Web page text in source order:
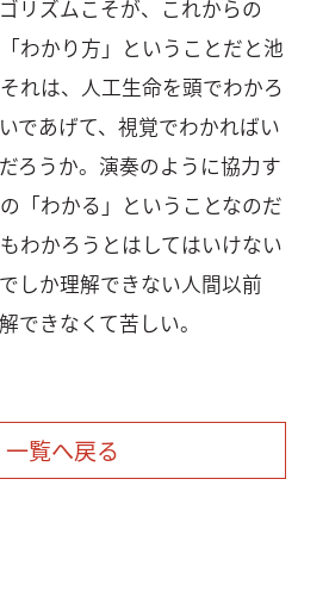
リズムこそが、これからの
わかり方」ということだと池
れは、人工生命を頭でわかろ
であげて、視覚でわかればい
ろうか。演奏のように協力す
「わかる」ということなのだ
わかろうとはしてはいけない
しか理解できない人間以前
できなくて苦しい。
一覧へ戻る